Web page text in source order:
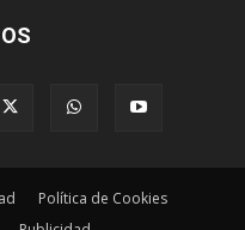
Política de Cookies